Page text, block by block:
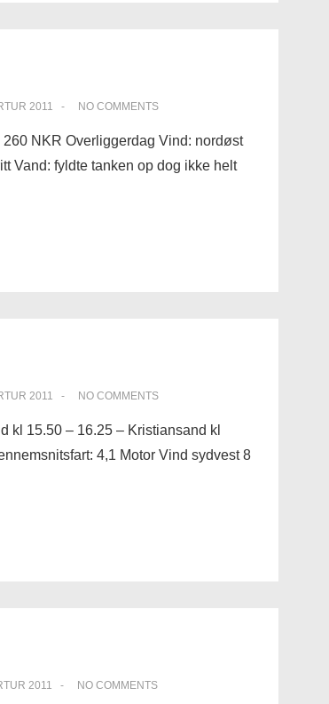
2011 NO COMMENTS
NKR Overliggerdag Vind: nordøst
Vand: fyldte tanken op dog ikke helt
2011 NO COMMENTS
kl 15.50 – 16.25 – Kristiansand kl
4,1 Motor Vind sydvest 8
2011 NO COMMENTS